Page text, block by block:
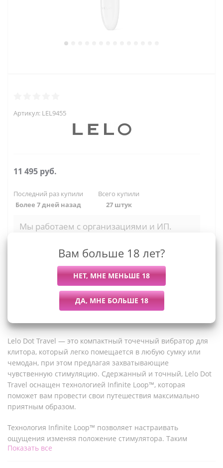
Артикул: LEL9455
11 495 руб.
Последний раз купили
Более 7 дней назад
Всего купили
27 штук
Мы работаем с организациями и ИП.
Lelo Dot Travel — это компактный точечный вибратор для
клитора, который легко помещается в любую сумку или
чемодан, при этом предлагая захватывающие
чувственную стимуляцию. Сдержанный и точный, Lelo Dot
Travel оснащен технологией Infinite Loop™, которая
поможет вам провести свои путешествия максимально
приятным образом.
Технология Infinite Loop™ позволяет настраивать
ощущения изменяя положение стимулятора. Таким
образом вы можете легко контролировать размер области,
Показать все
Вам больше 18 лет?